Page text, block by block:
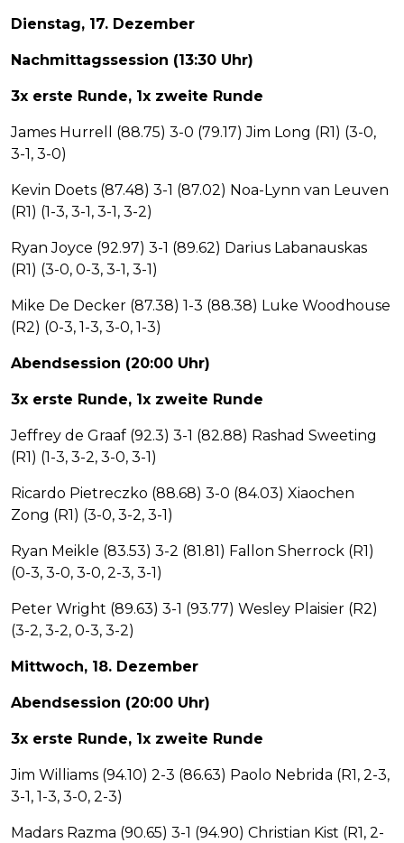
Dienstag, 17. Dezember
Nachmittagssession (13:30 Uhr)
3x erste Runde, 1x zweite Runde
James Hurrell (88.75) 3-0 (79.17) Jim Long (R1) (3-0,
3-1, 3-0)
Kevin Doets (87.48) 3-1 (87.02) Noa-Lynn van Leuven
(R1) (1-3, 3-1, 3-1, 3-2)
Ryan Joyce (92.97) 3-1 (89.62) Darius Labanauskas
(R1) (3-0, 0-3, 3-1, 3-1)
Mike De Decker (87.38) 1-3 (88.38) Luke Woodhouse
(R2) (0-3, 1-3, 3-0, 1-3)
Abendsession (20:00 Uhr)
3x erste Runde, 1x zweite Runde
Jeffrey de Graaf (92.3) 3-1 (82.88) Rashad Sweeting
(R1) (1-3, 3-2, 3-0, 3-1)
Ricardo Pietreczko (88.68) 3-0 (84.03) Xiaochen
Zong (R1) (3-0, 3-2, 3-1)
Ryan Meikle (83.53) 3-2 (81.81) Fallon Sherrock (R1)
(0-3, 3-0, 3-0, 2-3, 3-1)
Peter Wright (89.63) 3-1 (93.77) Wesley Plaisier (R2)
(3-2, 3-2, 0-3, 3-2)
Mittwoch, 18. Dezember
Abendsession (20:00 Uhr)
3x erste Runde, 1x zweite Runde
Jim Williams (94.10) 2-3 (86.63) Paolo Nebrida (R1, 2-3,
3-1, 1-3, 3-0, 2-3)
Madars Razma (90.65) 3-1 (94.90) Christian Kist (R1, 2-